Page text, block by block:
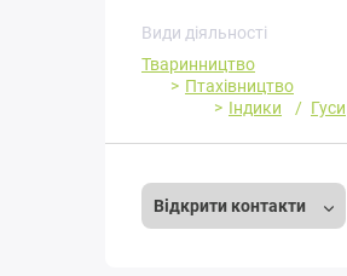
Види діяльності
Тваринництво
Птахівництво
Індики
Гуси
Відкрити контакти